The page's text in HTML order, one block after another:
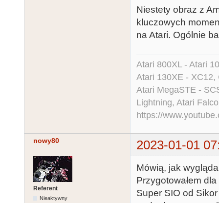
Niestety obraz z
kluczowych
na Atari. Ogólnie
Atari 800XL - Atari
Atari 130XE - XC12,
Atari MegaSTE -
Lightning, Atari
https://
nowy80 2023-01-01
Referent
Nieaktywny
Mówią, jak
Przygotowałem
Super SIO od